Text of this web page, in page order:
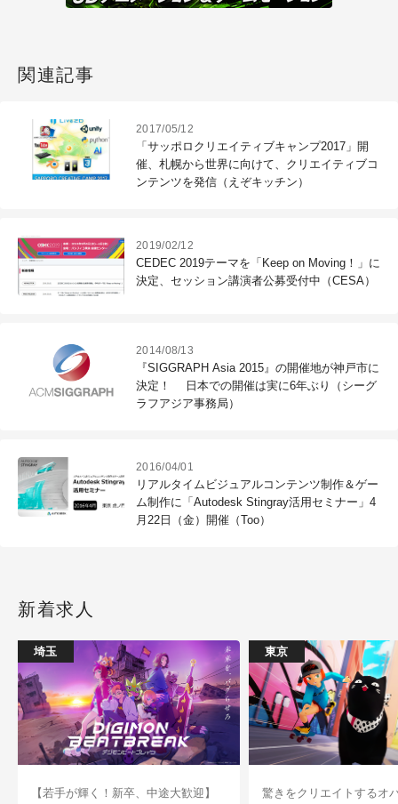
関連記事
2017/05/12
「サッポロクリエイティブキャンプ2017」開
催、札幌から世界に向けて、クリエイティブコ
ンテンツを発信（えぞキッチン）
2019/02/12
CEDEC 2019テーマを「Keep on Moving！」に
決定、セッション講演者公募受付中（CESA）
2014/08/13
『SIGGRAPH Asia 2015』の開催地が神戸市に
決定！ 日本での開催は実に6年ぶり（シーグ
ラフアジア事務局）
2016/04/01
リアルタイムビジュアルコンテンツ制作＆ゲー
ム制作に「Autodesk Stingray活用セミナー」4
月22日（金）開催（Too）
新着求人
埼玉
【若手が輝く！新卒、中途大歓迎】
東京
驚きをクリエイトするオ